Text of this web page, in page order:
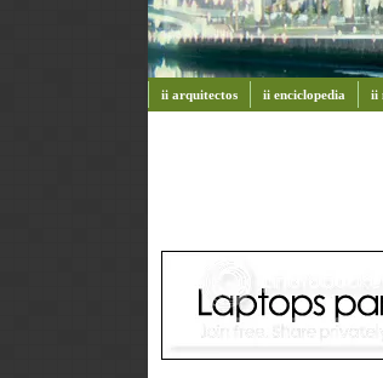
ii arquitectos ii enciclopedia ii